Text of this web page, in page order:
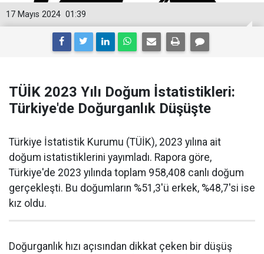
01:39
17 Mayıs 2024
TÜİK 2023 Yılı Doğum İstatistikleri:
Türkiye'de Doğurganlık Düşüşte
Türkiye İstatistik Kurumu (TÜİK), 2023 yılına ait
doğum istatistiklerini yayımladı. Rapora göre,
Türkiye'de 2023 yılında toplam 958,408 canlı doğum
gerçekleşti. Bu doğumların %51,3'ü erkek, %48,7'si ise
kız oldu.
Doğurganlık hızı açısından dikkat çeken bir düşüş